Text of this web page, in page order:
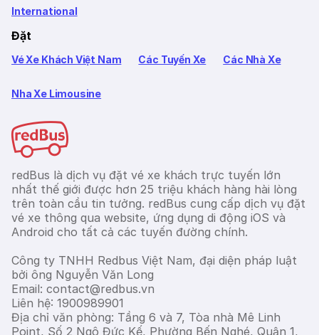
International
Đặt
Vé Xe Khách Việt Nam Các Tuyến Xe Các Nhà Xe
Nha Xe Limousine
redBus là dịch vụ đặt vé xe khách trực tuyến lớn
nhất thế giới được hơn 25 triệu khách hàng hài lòng
trên toàn cầu tin tưởng. redBus cung cấp dịch vụ đặt
vé xe thông qua website, ứng dụng di động iOS và
Android cho tất cả các tuyến đường chính.
Công ty TNHH Redbus Việt Nam, đại diện pháp luật
bởi ông Nguyễn Văn Long
Email: contact@redbus.vn
Liên hệ: 1900989901
Địa chỉ văn phòng: Tầng 6 và 7, Tòa nhà Mê Linh
Point, Số 2 Ngô Đức Kế, Phường Bến Nghé, Quận 1,